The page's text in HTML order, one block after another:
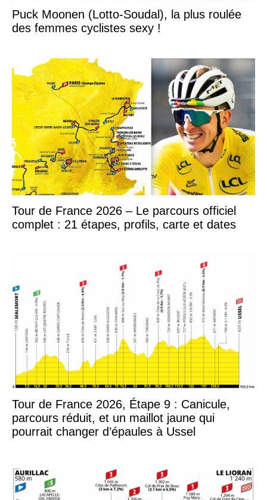
Puck Moonen (Lotto-Soudal), la plus roulée
des femmes cyclistes sexy !
Tour de France 2026 – Le parcours officiel
complet : 21 étapes, profils, carte et dates
Tour de France 2026, Étape 9 : Canicule,
parcours réduit, et un maillot jaune qui
pourrait changer d’épaules à Ussel